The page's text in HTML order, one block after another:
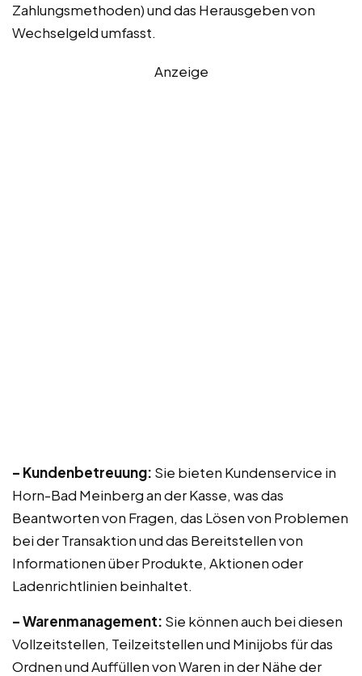
Zahlungsmethoden) und das Herausgeben von
Wechselgeld umfasst.
Anzeige
– Kundenbetreuung: Sie bieten Kundenservice in
Horn-Bad Meinberg an der Kasse, was das
Beantworten von Fragen, das Lösen von Problemen
bei der Transaktion und das Bereitstellen von
Informationen über Produkte, Aktionen oder
Ladenrichtlinien beinhaltet.
– Warenmanagement: Sie können auch bei diesen
Vollzeitstellen, Teilzeitstellen und Minijobs für das
Ordnen und Auffüllen von Waren in der Nähe der